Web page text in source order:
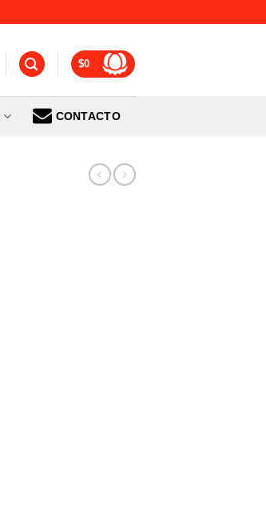
$0
CONTACTO